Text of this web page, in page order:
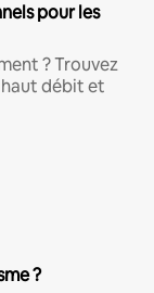
pour les
? Trouvez
haut débit et
?